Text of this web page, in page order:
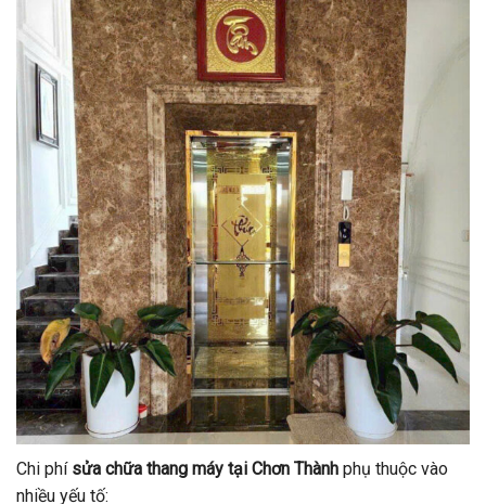
Chi phí sửa chữa thang máy tại Chơn Thành phụ thuộc vào
nhiều yếu tố: